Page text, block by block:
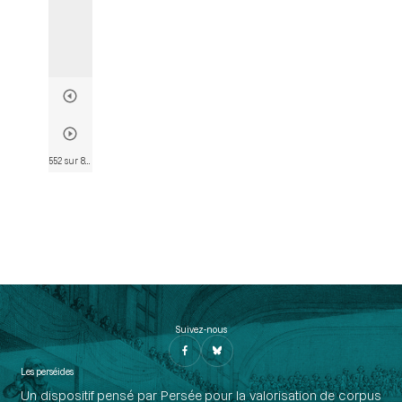
Suivez-nous
Les perséides
Un dispositif pensé par Persée pour la valorisation de corpus